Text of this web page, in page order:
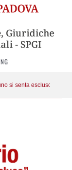
si senta escluso"